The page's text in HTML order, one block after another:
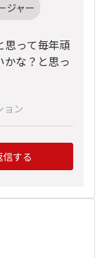
ジャー
思って毎年頑
かな？と思っ
ョン
信する